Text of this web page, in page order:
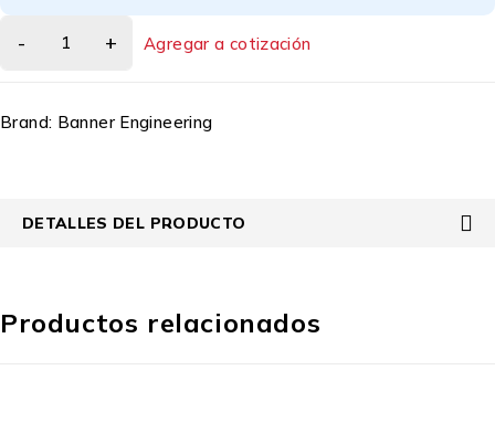
Agregar a cotización
Brand: Banner Engineering
DETALLES DEL PRODUCTO
Productos relacionados